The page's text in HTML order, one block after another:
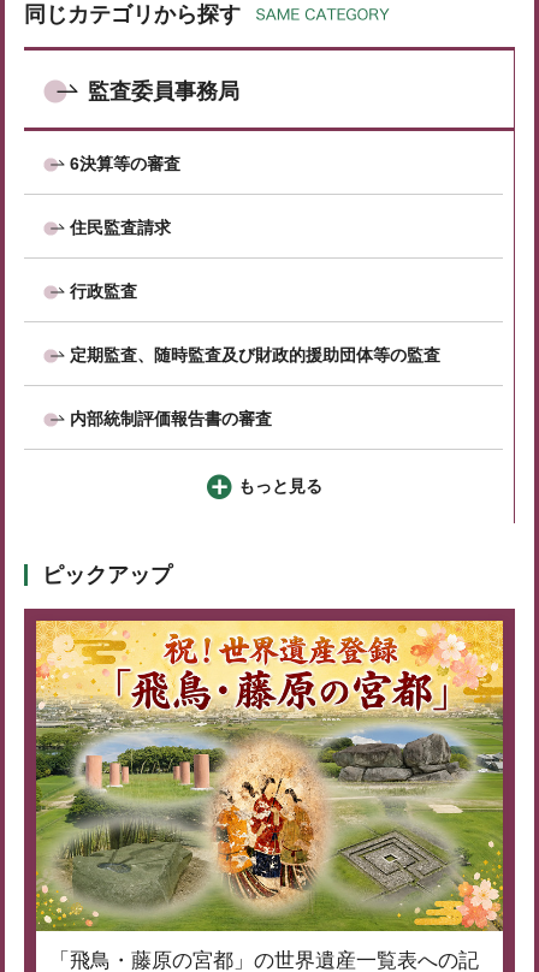
同じカテゴリから探す
監査委員事務局
6決算等の審査
住民監査請求
行政監査
定期監査、随時監査及び財政的援助団体等の監査
内部統制評価報告書の審査
もっと見る
ピックアップ
「飛鳥・藤原の宮都」の世界遺産一覧表への記